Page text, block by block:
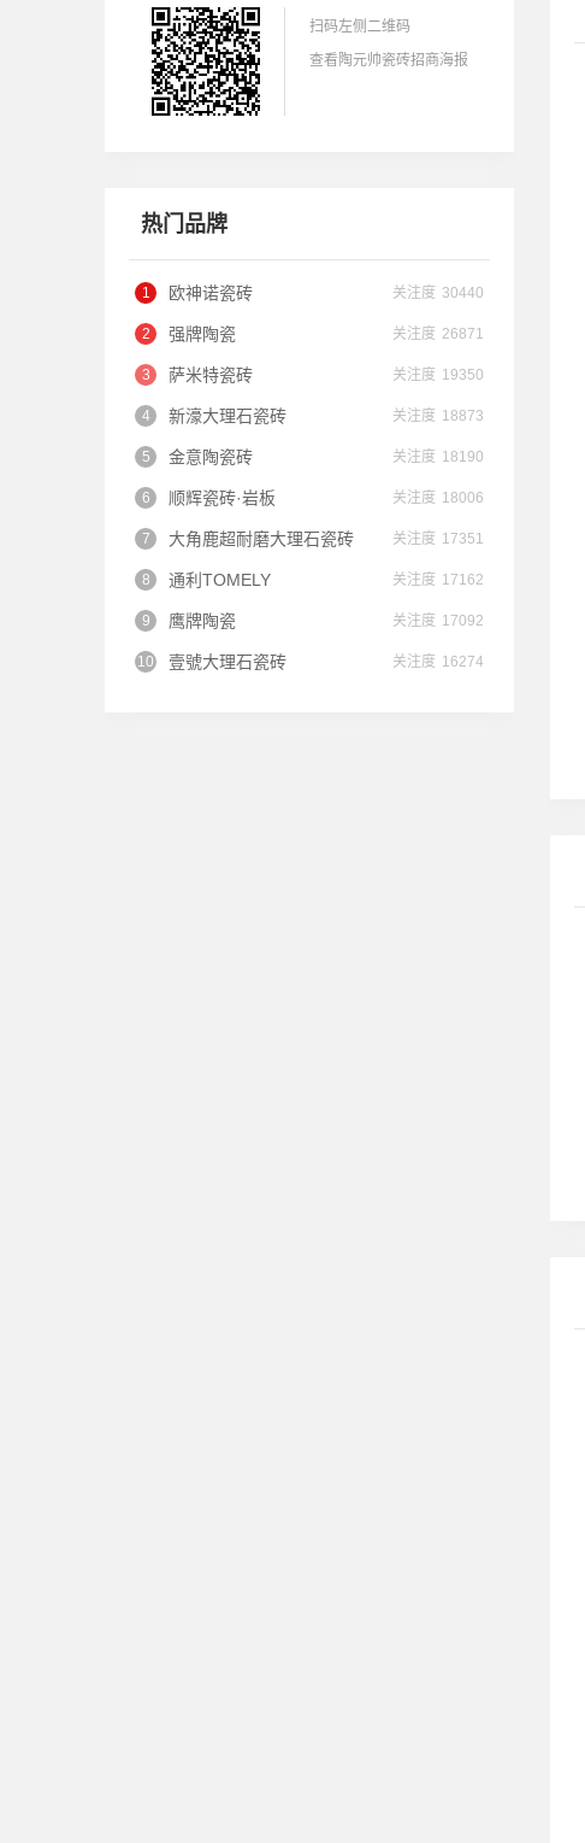
扫码左侧二维码
查看陶元帅瓷砖招商海报
热门品牌
欧神诺瓷砖 关注度 30440
强牌陶瓷 关注度 26871
萨米特瓷砖 关注度 19350
新濠大理石瓷砖 关注度 18873
金意陶瓷砖 关注度 18190
顺辉瓷砖·岩板 关注度 18006
大角鹿超耐磨大理石瓷砖 关注度 17351
通利TOMELY 关注度 17162
鹰牌陶瓷 关注度 17092
壹號大理石瓷砖 关注度 16274